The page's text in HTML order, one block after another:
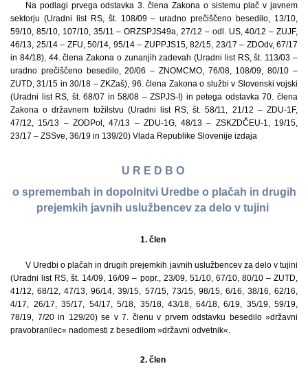
Na podlagi prvega odstavka 3. člena Zakona o sistemu plač v javnem
sektorju (Uradni list RS, št. 108/09 – uradno prečiščeno besedilo, 13/10,
59/10, 85/10, 107/10, 35/11 – ORZSPJS49a, 27/12 – odl. US, 40/12 – ZUJF,
46/13, 25/14 – ZFU, 50/14, 95/14 – ZUPPJS15, 82/15, 23/17 – ZDOdv, 67/17
in 84/18), 44. člena Zakona o zunanjih zadevah (Uradni list RS, št. 113/03 –
uradno prečiščeno besedilo, 20/06 – ZNOMCMO, 76/08, 108/09, 80/10 –
ZUTD, 31/15 in 30/18 – ZKZaš), 96. člena Zakona o službi v Slovenski vojski
(Uradni list RS, št. 68/07 in 58/08 – ZSPJS-I) in petega odstavka 70. člena
Zakona o državnem tožilstvu (Uradni list RS, št. 58/11, 21/12 – ZDU-1F,
47/12, 15/13 – ZODPol, 47/13 – ZDU-1G, 48/13 – ZSKZDČEU-1, 19/15,
23/17 – ZSSve, 36/19 in 139/20) Vlada Republike Slovenije izdaja
U R E D B O
o spremembah in dopolnitvi Uredbe o plačah in drugih
prejemkih javnih uslužbencev za delo v tujini
1. člen
V Uredbi o plačah in drugih prejemkih javnih uslužbencev za delo v tujini
(Uradni list RS, št. 14/09, 16/09 – popr., 23/09, 51/10, 67/10, 80/10 – ZUTD,
41/12, 68/12, 47/13, 96/14, 39/15, 57/15, 73/15, 98/15, 6/16, 38/16, 62/16,
4/17, 26/17, 35/17, 54/17, 5/18, 35/18, 43/18, 64/18, 6/19, 35/19, 59/19,
78/19, 7/20 in 129/20) se v 7. členu v prvem odstavku besedilo »državni
pravobranilec« nadomesti z besedilom »državni odvetnik«.
2. člen